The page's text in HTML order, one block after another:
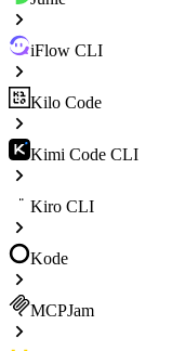
iFlow CLI
Kilo Code
Kimi Code CLI
Kiro CLI
Kode
MCPJam